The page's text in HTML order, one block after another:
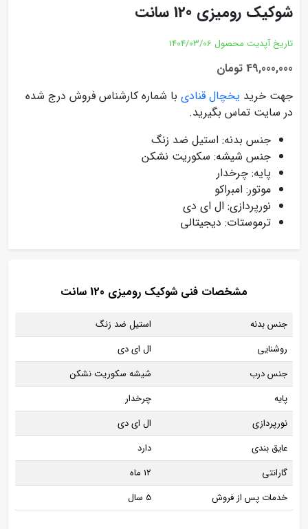
شوکیک رومیزی 120 سانت
تاریخ آپدیت محصول 1404/03/06
49,000,000 تومان
جهت خرید یخچال قنادی با شماره کارشناس فروش درج شده
در سایت تماس بگیرید.
جنس بدنه: استیل ضد زنگ
جنس شیشه: سکوریت نشکن
پایه: چرخدار
موتور: امبراکو
نورپردازی: ال ای دی
ترموستات: دیجیتالی
مشخصات فنی شوکیک رومیزی 120 سانت
جنس بدنه
استیل ضد زنگ
روشنایی
ال ای دی
جنس درب
شیشه سکوریت نشکن
پایه
چرخدار
نورپردازی
ال ای دی
عایق بندی
دارد
گارانتی
12 ماه
خدمات پس از فروش
5 سال